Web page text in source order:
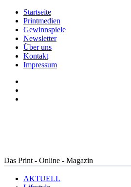
Startseite
Printmedien
Gewinnspiele
Newsletter
Über uns
Kontakt
Impressum
Das Print - Online - Magazin
AKTUELL